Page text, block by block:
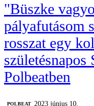
"Büszke
pályafutásom
rosszat egy
születésnapos
Polbeatben
‎POLBEAT 2023 június 10.